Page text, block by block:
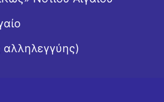
αλληλεγγύης)